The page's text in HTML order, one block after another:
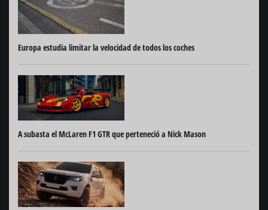
Europa estudia limitar la velocidad de todos los coches
A subasta el McLaren F1 GTR que perteneció a Nick Mason